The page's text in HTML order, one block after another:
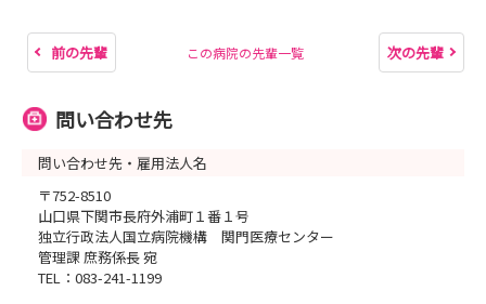
前の先輩 この病院の先輩一覧 次の先輩
問い合わせ先
問い合わせ先・雇用法人名
〒752-8510
山口県下関市長府外浦町１番１号
独立行政法人国立病院機構 関門医療センター
管理課 庶務係長 宛
TEL：083-241-1199